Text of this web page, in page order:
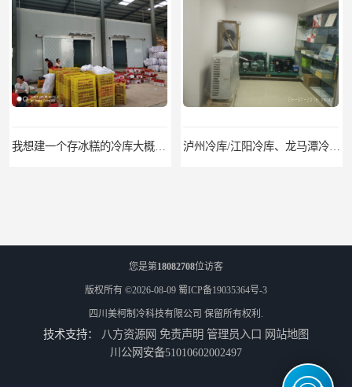
遂宁冻库/遂宁冻库价格/遂宁冻库安装
您是第18082708位访客
版权所有 ©2026-08-09 蜀ICP备19035364号-3
四川美柯制冷科技有限公司 保留所有权利.
技术支持： 八方资源网 免责声明 管理员入口 网站地图
川公网安备51010602002497